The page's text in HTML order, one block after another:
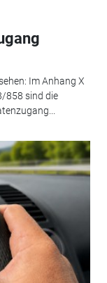
Im Anhang X
858 sind die